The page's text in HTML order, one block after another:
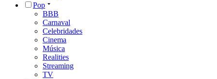
Pop
BBB
Carnaval
Celebridades
Cinema
Música
Realities
Streaming
TV